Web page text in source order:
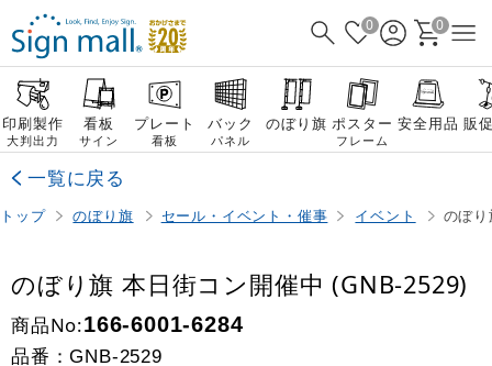
0 0
印刷製作
大判出力
看板
サイン
プレート
看板
バック
パネル
のぼり旗 ポスター
フレーム
安全用品 販
一覧に戻る
トップ のぼり旗 セール・イベント・催事 イベント のぼ
のぼり旗 本日街コン開催中 (GNB-2529)
商品No:166-6001-6284
品番：GNB-2529